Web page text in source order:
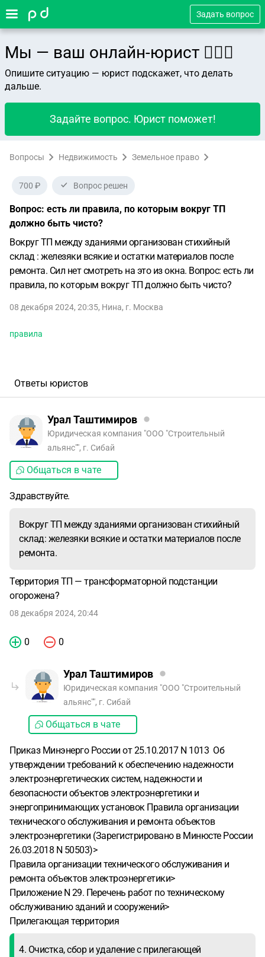
Задать вопрос
Мы — ваш онлайн-юрист 👨🏻‍⚖️
Опишите ситуацию — юрист подскажет, что делать
дальше.
Задайте вопрос. Юрист поможет!
Вопросы Недвижимость Земельное право
700 ₽ Вопрос решен
Вопрос: есть ли правила, по которым вокруг ТП
должно быть чисто?
Вокруг ТП между зданиями организован стихийный
склад : железяки всякие и остатки материалов после
ремонта. Сил нет смотреть на это из окна. Вопрос: есть ли
правила, по которым вокруг ТП должно быть чисто?
08 декабря 2024, 20:35, Нина, г. Москва
правила
Ответы юристов
Урал Таштимиров
Юридическая компания "ООО "Строительный
альянс"", г. Сибай
Общаться в чате
Здравствуйте.
Вокруг ТП между зданиями организован стихийный
склад: железяки всякие и остатки материалов после
ремонта.
Территория ТП — трансформаторной подстанции
огорожена?
08 декабря 2024, 20:44
0 0
Урал Таштимиров
Юридическая компания "ООО "Строительный
альянс"", г. Сибай
Общаться в чате
Приказ Минэнерго России от 25.10.2017 N 1013 Об
утверждении требований к обеспечению надежности
электроэнергетических систем, надежности и
безопасности объектов электроэнергетики и
энергопринимающих установок Правила организации
технического обслуживания и ремонта объектов
электроэнергетики (Зарегистрировано в Минюсте России
26.03.2018 N 50503)>
Правила организации технического обслуживания и
ремонта объектов электроэнергетики>
Приложение N 29. Перечень работ по техническому
обслуживанию зданий и сооружений>
Прилегающая территория
4. Очистка, сбор и удаление с прилегающей